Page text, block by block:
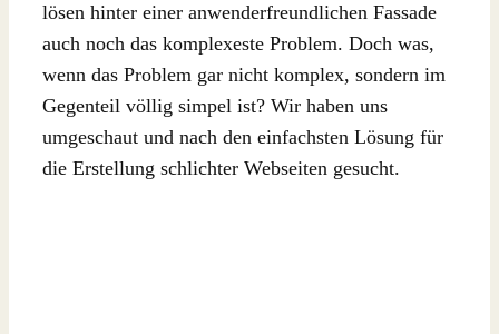
lösen hinter einer anwenderfreundlichen Fassade
auch noch das komplexeste Problem. Doch was,
wenn das Problem gar nicht komplex, sondern im
Gegenteil völlig simpel ist? Wir haben uns
umgeschaut und nach den einfachsten Lösung für
die Erstellung schlichter Webseiten gesucht.